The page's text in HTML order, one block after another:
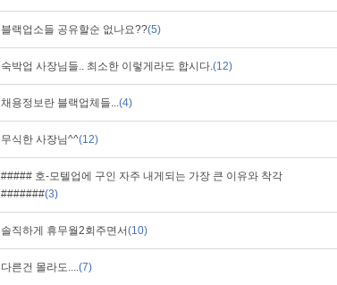
블랙업소들 공유할순 없나요??(5)
숙박업 사장님들.. 최소한 이렇게라도 합시다.(12)
채용정보란 블랙업체들...(4)
무식한 사장님^^(12)
##### 호-모텔업에 구인 자주 내게되는 가장 큰 이유와 착각
#######(3)
솔직하게 휴무월2회주면서(10)
다른건 몰라도....(7)